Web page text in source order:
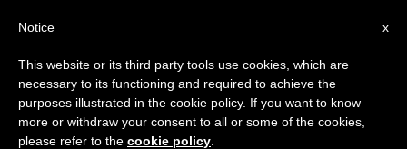
فرنسا: الازدراء بحق الأجنّة بالحياة
x
Notice
This website or its third party tools use cookies, which are
necessary to its functioning and required to achieve the
purposes illustrated in the cookie policy. If you want to know
more or withdraw your consent to all or some of the cookies,
please refer to the cookie policy